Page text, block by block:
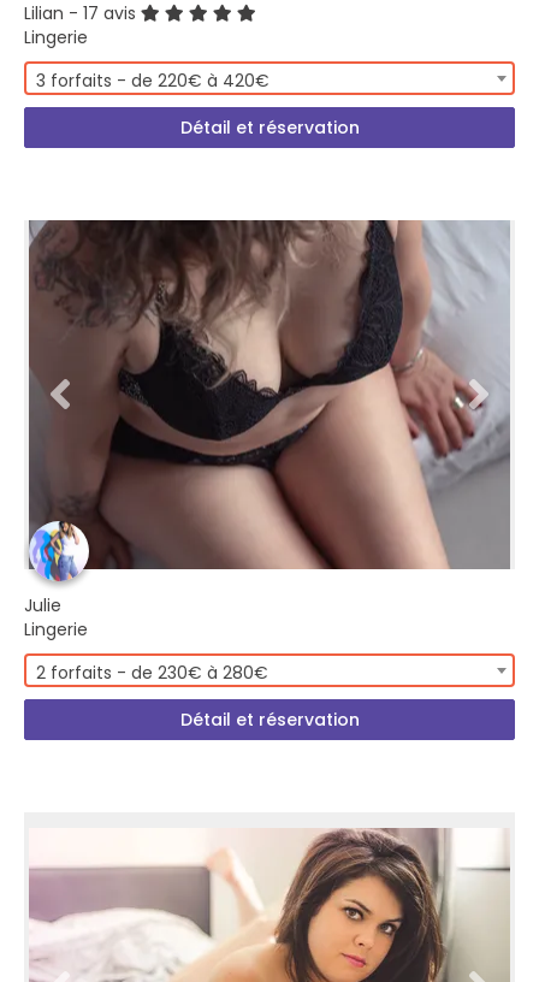
Lilian - 17 avis
Lingerie
3 forfaits - de 220€ à 420€
Détail et réservation
Julie
Lingerie
2 forfaits - de 230€ à 280€
Détail et réservation